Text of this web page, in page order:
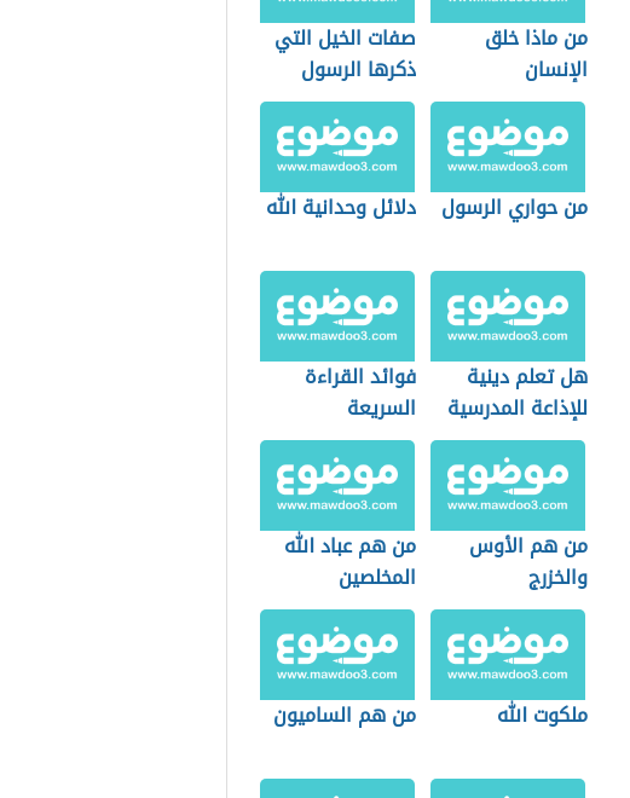
من ماذا خلق
الإنسان
صفات الخيل التي
ذكرها الرسول
من حواري الرسول دلائل وحدانية الله
هل تعلم دينية
للإذاعة المدرسية
فوائد القراءة
السريعة
من هم الأوس
والخزرج
من هم عباد الله
المخلصين
ملكوت الله من هم الساميون